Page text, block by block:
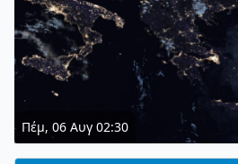
Πέμ, 06 Αυγ 02:30